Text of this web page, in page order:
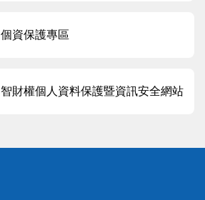
個資保護專區
智財權個人資料保護暨資訊安全網站